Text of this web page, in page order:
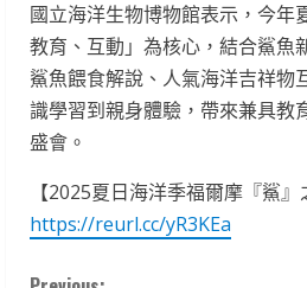
國立海洋生物博物館表示，今年
教育、互動」為核心，結合鯊魚
鯊魚餵食解說、人氣海洋吉祥物
識學習到親身體驗，帶來兼具教
盛會。
【2025夏日海洋季福爾摩『鯊
https://reurl.cc/yR3KEa